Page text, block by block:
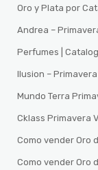
Oro y Plata por
Andrea –
Perfumes |
Ilusion –
Mundo Terra
Cklass Primavera
Como vender Oro
Como vender Oro